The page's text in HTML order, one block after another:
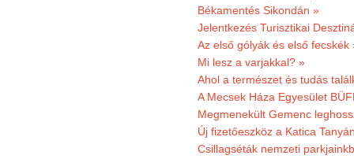
Békamentés Sikondán »
Jelentkezés Turisztikai
Az első gólyák és első fecskék
Mi lesz a varjakkal? »
Ahol a természet és tudás
A Mecsek Háza Egyesület
Megmenekült Gemenc
Új fizetőeszköz a Katica
Csillagséták nemzeti